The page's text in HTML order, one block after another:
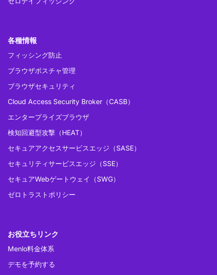
各種情報
フィッシング防止
ブラウザポスチャ管理
ブラウザセキュリティ
Cloud Access Security Broker（CASB）
エンタープライズブラウザ
検知回避型攻撃（HEAT）
セキュアアクセスサービスエッジ（SASE）
セキュリティサービスエッジ（SSE）
セキュアWebゲートウェイ（SWG）
ゼロトラストポリシー
お役立ちリンク
Menlo料金体系
デモを予約する